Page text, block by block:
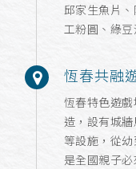
邱家生魚片
工粉圓、綠豆
恆春共融
恆春特色遊
造，設有城
等設施，從幼
是全國親子必